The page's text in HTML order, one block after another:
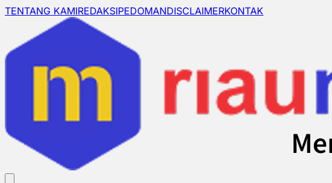
TENTANG KAMIREDAKSIPEDOMANDISCLAIMERKONTAK